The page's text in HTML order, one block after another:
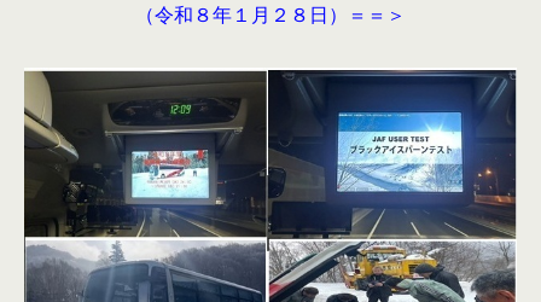
（令和８年１月２８日）＝＝＞